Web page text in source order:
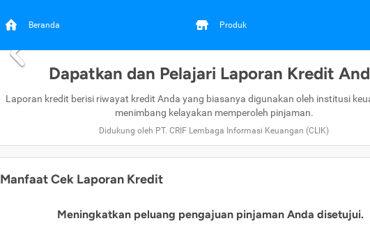
Beranda Produk
Dapatkan dan Pelajari Laporan Kredit
Laporan kredit berisi riwayat kredit Anda yang biasanya digunakan oleh institusi
menimbang kelayakan memperoleh pinjaman.
Didukung oleh PT. CRIF Lembaga Informasi Keuangan (CLIK)
Manfaat Cek Laporan Kredit
Meningkatkan peluang pengajuan pinjaman Anda disetujui.